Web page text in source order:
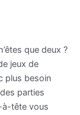
que deux ?
jeux de
plus besoin
parties
à-tête vous